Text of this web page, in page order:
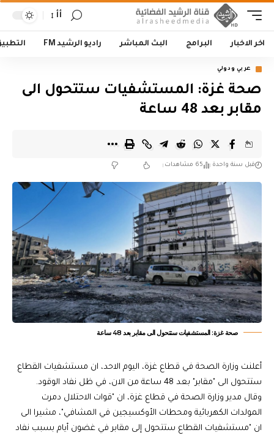
أأ
اخر الاخبار البرامج البث المباشر راديو الرشيد FM
عربي ودولي
صحة غزة: المستشفيات ستتحول الى
مقابر بعد 48 ساعة
قبل سنة واحدة 65 مشاهدات
صحة غزة: المستشفيات ستتحول الى مقابر بعد 48 ساعة
أعلنت وزارة الصحة في قطاع غزة، اليوم الاحد، ان مستشفيات القطاع
ستتحول الى "مقابر" بعد 48 ساعة من الان، في ظل نفاد الوقود.
وقال مدير وزارة الصحة في قطاع غزة، ان "قوات الاحتلال دمرت
المولدات الكهربائية ومحطات الأوكسيجين في المشافي"، مشيرا الى
ان "مستشفيات القطاع ستتحول إلى مقابر في غضون أيام بسبب نفاد